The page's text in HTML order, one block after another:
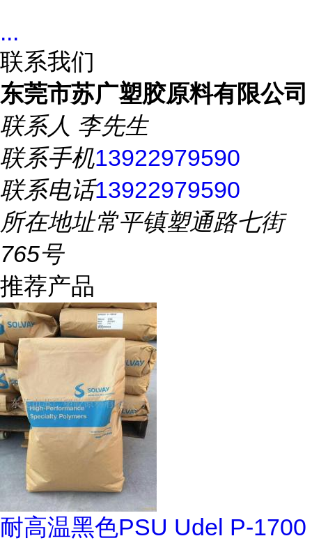
...
联系我们
东莞市苏广塑胶原料有限公司
联系人 李先生
联系手机13922979590
联系电话13922979590
所在地址常平镇塑通路七街
765号
推荐产品
耐高温黑色PSU Udel P-1700